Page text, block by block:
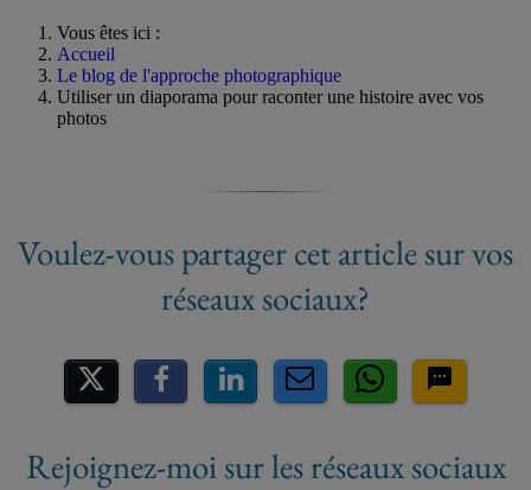
Vous êtes ici :
Accueil
Le blog de l'approche photographique
Utiliser un diaporama pour raconter une histoire avec vos
photos
Partager sur les réseaux
Rejoignez-moi sur les réseaux sociaux